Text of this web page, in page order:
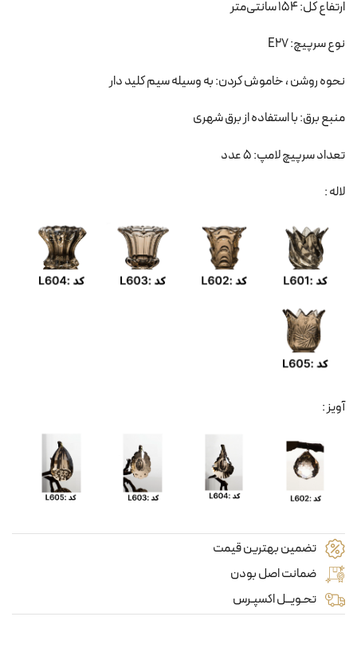
ارتفاع کل: 154 سانتی‌متر
نوع سرپیچ: E27
نحوه روشن ، خاموش کردن: به وسیله سیم کلید دار
منبع برق: با استفاده از برق شهری
تعداد سرپیچ لامپ: 5 عدد
لاله :
آویز :
تضمین بهترین قیمت
ضمانت اصل بودن
تحـویــل اکسپـرس